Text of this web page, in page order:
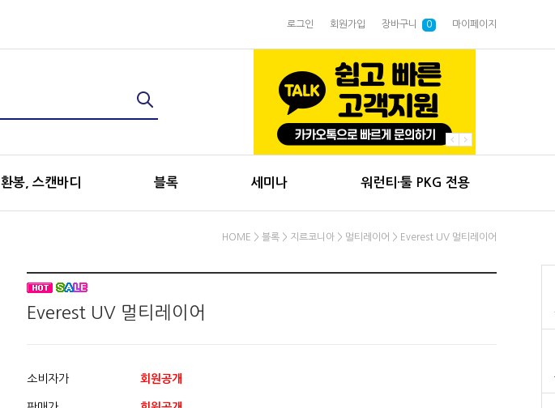
로그인 회원가입 장바구니 0 마이페이지
환봉, 스캔바디 블록 세미나 워런티·툴 PKG 전용
HOME > 블록 > 지르코니아 > 멀티레이어 > Everest UV 멀티레이어
Everest UV 멀티레이어
소비자가 회원공개